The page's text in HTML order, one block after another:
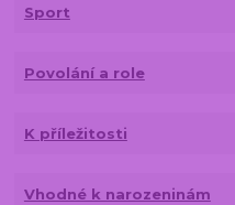
Sport
Povolání a role
K příležitosti
Vhodné k narozeninám